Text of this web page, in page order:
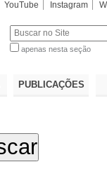
YouTube Instagram
apenas nesta seção
PUBLICAÇÕES